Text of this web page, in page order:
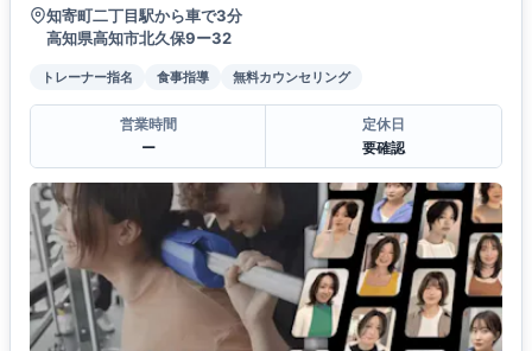
知寄町二丁目駅から車で3分
高知県高知市北久保9ー32
トレーナー指名 食事指導 無料カウンセリング
営業時間
ー
定休日
要確認